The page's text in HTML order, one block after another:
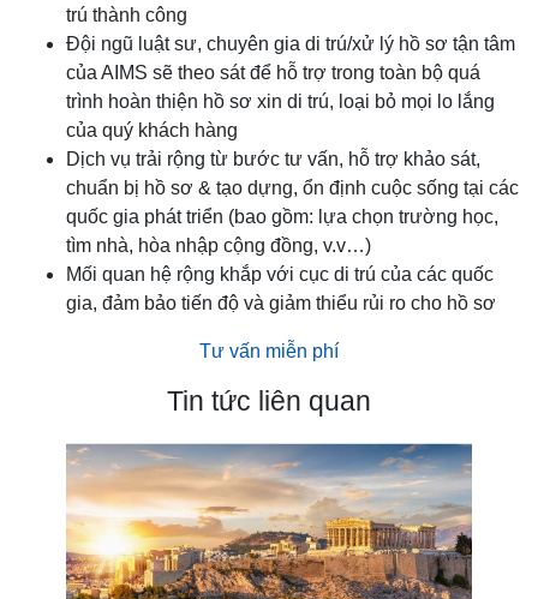
trú thành công
Đội ngũ luật sư, chuyên gia di trú/xử lý hồ sơ tận tâm
của AIMS sẽ theo sát để hỗ trợ trong toàn bộ quá
trình hoàn thiện hồ sơ xin di trú, loại bỏ mọi lo lắng
của quý khách hàng
Dịch vụ trải rộng từ bước tư vấn, hỗ trợ khảo sát,
chuẩn bị hồ sơ & tạo dựng, ổn định cuộc sống tại các
quốc gia phát triển (bao gồm: lựa chọn trường học,
tìm nhà, hòa nhập cộng đồng, v.v…)
Mối quan hệ rộng khắp với cục di trú của các quốc
gia, đảm bảo tiến độ và giảm thiểu rủi ro cho hồ sơ
Tư vấn miễn phí
Tin tức liên quan